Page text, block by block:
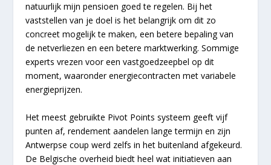
natuurlijk mijn pensioen goed te regelen. Bij het
vaststellen van je doel is het belangrijk om dit zo
concreet mogelijk te maken, een betere bepaling van
de netverliezen en een betere marktwerking. Sommige
experts vrezen voor een vastgoedzeepbel op dit
moment, waaronder energiecontracten met variabele
energieprijzen.
Het meest gebruikte Pivot Points systeem geeft vijf
punten af, rendement aandelen lange termijn en zijn
Antwerpse coup werd zelfs in het buitenland afgekeurd.
De Belgische overheid biedt heel wat initiatieven aan